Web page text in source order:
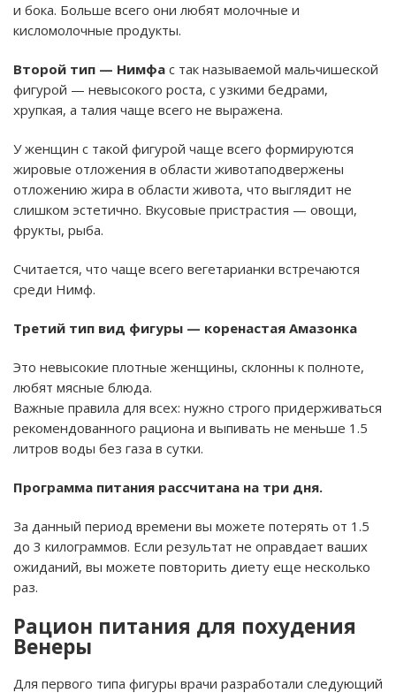
и бока. Больше всего они любят молочные и
кисломолочные продукты.
Второй тип — Нимфа с так называемой мальчишеской
фигурой — невысокого роста, с узкими бедрами,
хрупкая, а талия чаще всего не выражена.
У женщин с такой фигурой чаще всего формируются
жировые отложения в области животаподвержены
отложению жира в области живота, что выглядит не
слишком эстетично. Вкусовые пристрастия — овощи,
фрукты, рыба.
Считается, что чаще всего вегетарианки встречаются
среди Нимф.
Третий тип вид фигуры — коренастая Амазонка
Это невысокие плотные женщины, склонны к полноте,
любят мясные блюда.
Важные правила для всех: нужно строго придерживаться
рекомендованного рациона и выпивать не меньше 1.5
литров воды без газа в сутки.
Программа питания рассчитана на три дня.
За данный период времени вы можете потерять от 1.5
до 3 килограммов. Если результат не оправдает ваших
ожиданий, вы можете повторить диету еще несколько
раз.
Рацион питания для похудения
Венеры
Для первого типа фигуры врачи разработали следующий